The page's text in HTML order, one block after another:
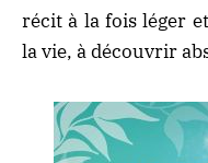
récit à la fois léger
la vie, à découvrir